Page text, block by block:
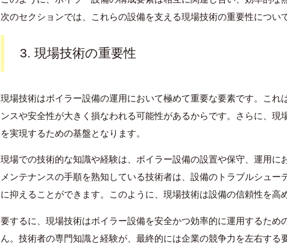
次のセクションでは、これらの設備を支える現場技術の重要性につい
3. 現場技術の重要性
現場技術はボイラー設備の運用において極めて重要な要素です。これ
ンスや安全性が大きく損なわれる可能性があるからです。さらに、
を実現するための基盤となります。
現場での技術的な知識や経験は、ボイラー設備の設置や保守、運用
メンテナンスの手順を熟知している技術者は、設備のトラブルシュ
に抑えることができます。このように、現場技術は設備の信頼性を高
要するに、現場技術はボイラー設備を安全かつ効率的に運用するた
ん。技術者の専門知識と経験が、最終的には企業の競争力を左右する